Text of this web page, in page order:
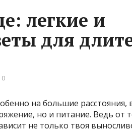
легкие и
для
0
на большие
но и питание. Ведь от
не только твоя